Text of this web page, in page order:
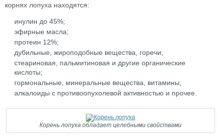
корнях лопуха находятся:
инулин до 45%;
эфирные масла;
протеин 12%;
дубильные, жироподобные вещества, горечи;
стеариновая, пальмитиновая и другие органические
кислоты;
гормональные, минеральные вещества, витамины;
алкалоиды с противоопухолевой активностью и прочее.
Корень лопуха обладает целебными свойствами